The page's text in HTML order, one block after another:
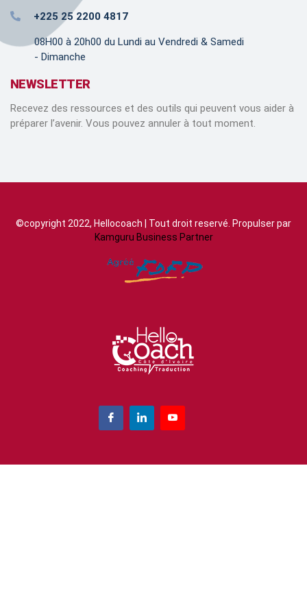
+225 25 2200 4817
08H00 à 20h00 du Lundi au Vendredi & Samedi
- Dimanche
NEWSLETTER
Recevez des ressources et des outils qui peuvent vous aider à
préparer l’avenir. Vous pouvez annuler à tout moment.
©copyright 2022, Hellocoach | Tout droit reservé. Propulser par
Kamguru Business Partner